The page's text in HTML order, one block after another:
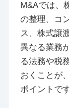
M&Aでは、
の整理、コ
ス、株式譲
異なる業務
る法務や税
おくことが
ポイントです